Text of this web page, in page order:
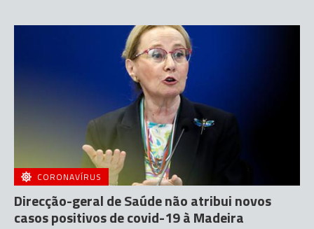
CORONAVÍRUS
Direcção-geral de Saúde não atribui novos
casos positivos de covid-19 à Madeira